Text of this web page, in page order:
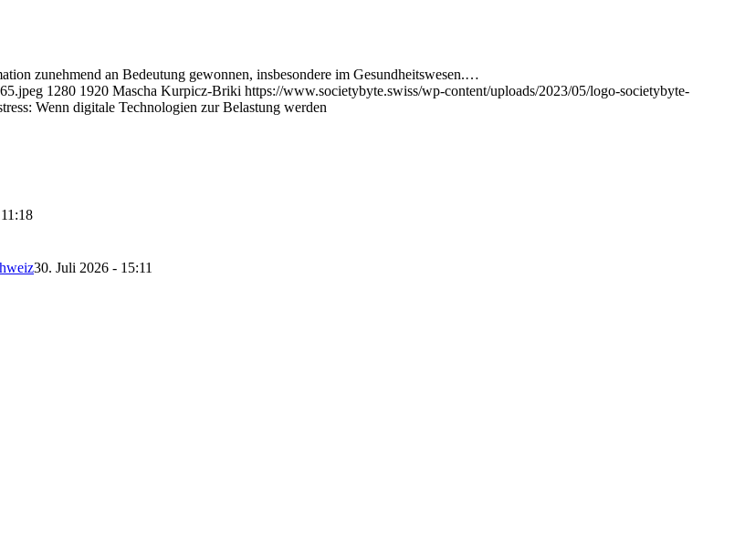
zunehmend an Bedeutung gewonnen, insbesondere im Gesundheitswesen.…
1280 1920 Mascha Kurpicz-Briki https://www.societybyte.swiss/wp-content/uploads/2023/05/logo-societybyte-
Wenn digitale Technologien zur Belastung werden
30. Juli 2026 - 15:11